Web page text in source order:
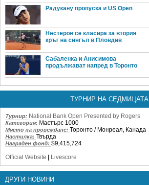
Радукану пропуска и US Open
Нестеров се класира за втория
кръг на сингъл в Пловдив
Сабаленка и Анисимова
продължават напред в Торонто
ТУРНИР НА СЕДМИЦАТА
Турнир: National Bank Open Presented by Rogers
Категория: Мастърс 1000
Място на провеждане: Торонто / Монреал, Канада
Настилка: Твърда
Награден фонд: $9,415,724
Official Website
Livescore
ДРУГИ НОВИНИ